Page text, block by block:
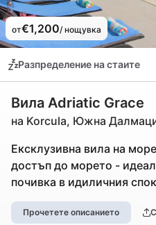
от€1,200/ нощувка
Разпределение на стаите
Вила Adriatic Grace
на Korcula, Южна
Ексклузивна вила на
достъп до морето -
почивка в идиличния
Прочетете описанието